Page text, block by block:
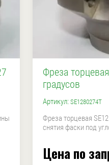
Фреза
градусов
Артикул: SE1280274T
Фреза торцевая
снятия фаски под
Цена по